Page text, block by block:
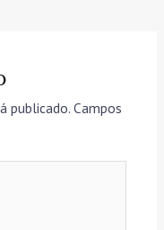
publicado. Campos